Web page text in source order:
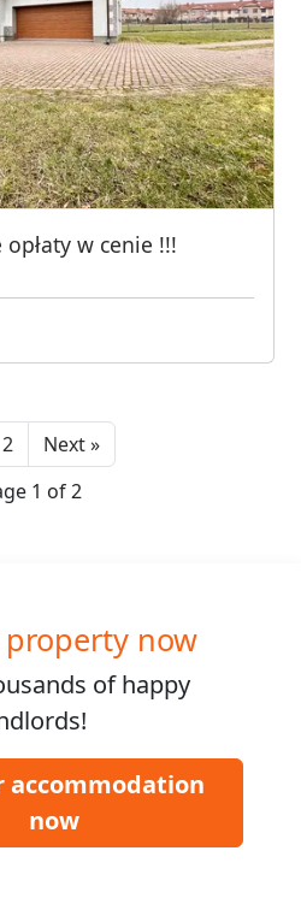
opłaty w cenie !!!
2 Next »Next
1 of 2
now
of happy
accommodation
now